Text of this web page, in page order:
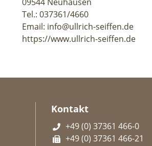
Tel.: 037361/4660
Email: info@ullrich-seiffen.de
https://www.ullrich-seiffen.de
Kontakt
+49 (0) 37361 466-0
+49 (0) 37361 466-21